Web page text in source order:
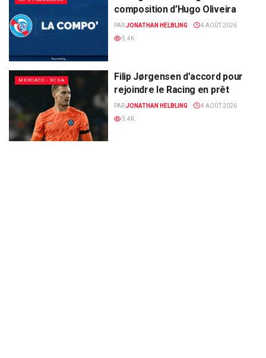
composition d’Hugo Oliveira
PARJONATHAN HELBLING
4 AOÛT 2026
5.4K
MERCATO - RCSA
Filip Jørgensen d’accord pour
rejoindre le Racing en prêt
PARJONATHAN HELBLING
4 AOÛT 2026
3.4K